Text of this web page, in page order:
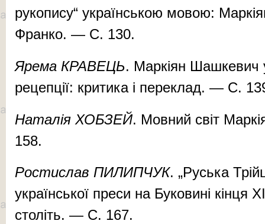
рукопису“ українською мовою:
Франко. — С. 130.
Ярема КРАВЕЦЬ. Маркіян Шашкевич
рецепції: критика і переклад. — С.
Наталія ХОБЗЕЙ. Мовний світ
158.
Ростислав ПИЛИПЧУК. „Руська
української преси на Буковині кінця
століть. — С. 167.